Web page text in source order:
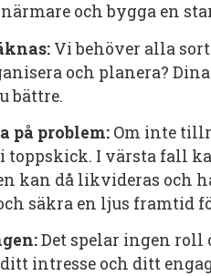
och bygga en
Vi behöver alla
och planera?
bättre.
på problem: Om inte
toppskick. I värsta fall
kan då likvideras och
säkra en ljus framtid
Det spelar ingen roll
intresse och ditt